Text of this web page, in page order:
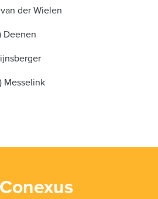
der Wielen
Deenen
Messelink